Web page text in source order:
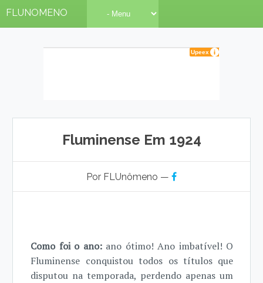
FLUNOMENO
Fluminense Em 1924
Por FLUnômeno —
Como foi o ano: ano ótimo! Ano imbatível! O
Fluminense conquistou todos os títulos que
disputou na temporada, perdendo apenas um